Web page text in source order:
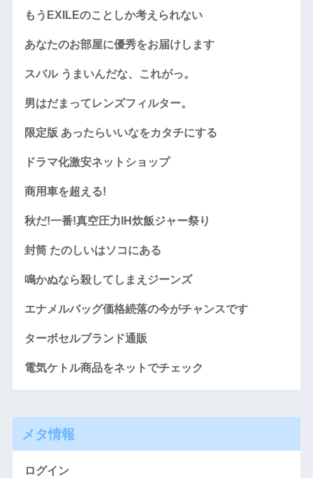
もうEXILEのことしか考えられない
あなたのお部屋に優秀をお届けします
スバル うまいんだな、これがっ。
男はだまってレンズフィルター。
限定版 あったらいいなをカタチにする
ドラマ化激安ネットショップ
商用車を超える!
秋だ!一番!真空圧力IH炊飯ジャー祭り
封筒 たのしいはソコにある
鳴かぬなら殺してしまえジーンズ
エナメルバッグ価格続落の今がチャンスです
ターボセルブランド通販
電気ケトル商品をネットでチェック
メタ情報
ログイン